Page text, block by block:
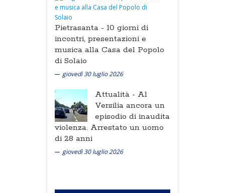
Pietrasanta - 10 giorni di
incontri, presentazioni e
musica alla Casa del Popolo
di Solaio
giovedì 30 luglio 2026
Attualità - Al
Versilia ancora un
episodio di inaudita
violenza. Arrestato un uomo
di 28 anni
giovedì 30 luglio 2026